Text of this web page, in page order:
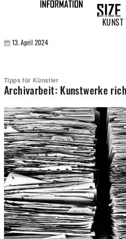
13. April 2024
Tipps für Künstler
Archivarbeit: Kunstwerke